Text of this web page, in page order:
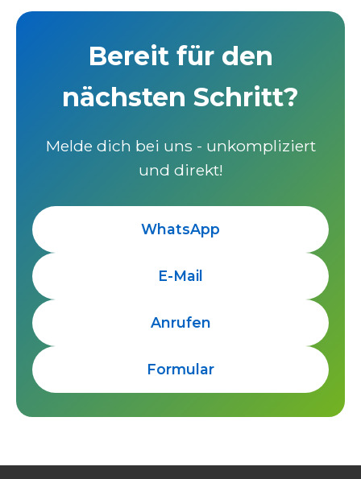
Bereit für den
nächsten Schritt?
Melde dich bei uns - unkompliziert
und direkt!
WhatsApp
E-Mail
Anrufen
Formular